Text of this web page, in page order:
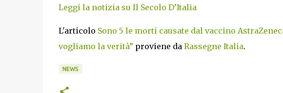
Leggi la notizia su Il Secolo D’Italia
L'articolo Sono 5 le morti causate dal vaccino
vogliamo la verità” proviene da Rassegne Italia.
NEWS